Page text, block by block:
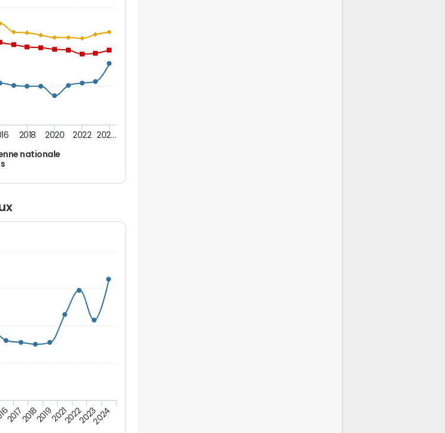
nationale
2018 2020 2022 202…
2017201820192021202220232024